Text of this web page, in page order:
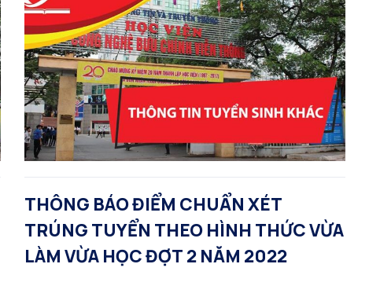
THÔNG BÁO ĐIỂM CHUẨN XÉT
TRÚNG TUYỂN THEO HÌNH THỨC VỪA
LÀM VỪA HỌC ĐỢT 2 NĂM 2022